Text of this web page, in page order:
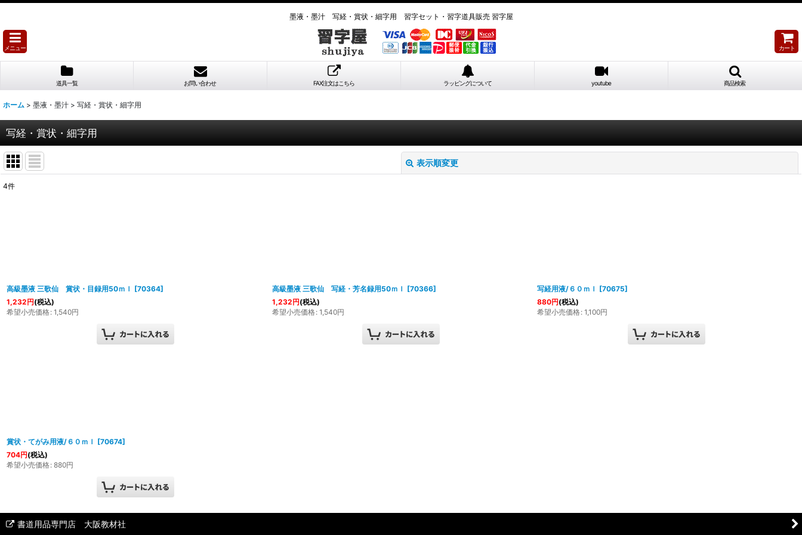
墨液・墨汁 写経・賞状・細字用 習字セット・習字道具販売 習字屋
メニュー カート
道具一覧 お問い合わせ FAX注文はこちら ラッピングについて youtube 商品検索
ホーム > 墨液・墨汁 > 写経・賞状・細字用
写経・賞状・細字用
表示順変更
4件
高級墨液 三歌仙 賞状・目録用50ｍｌ [70364]
1,232円(税込)
希望小売価格: 1,540円
高級墨液 三歌仙 写経・芳名録用50ｍｌ [70366]
1,232円(税込)
希望小売価格: 1,540円
写経用液/６０ｍｌ [70675]
880円(税込)
希望小売価格: 1,100円
賞状・てがみ用液/６０ｍｌ [70674]
704円(税込)
希望小売価格: 880円
書道用品専門店 大阪教材社